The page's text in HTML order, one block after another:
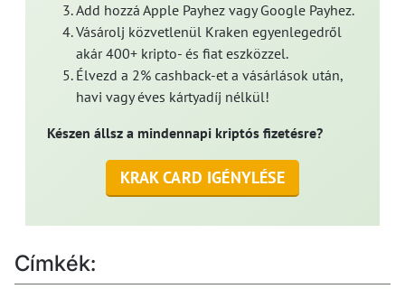
Add hozzá Apple Payhez vagy Google Payhez.
Vásárolj közvetlenül Kraken egyenlegedről
akár 400+ kripto- és fiat eszközzel.
Élvezd a 2% cashback-et a vásárlások után,
havi vagy éves kártyadíj nélkül!
Készen állsz a mindennapi kriptós fizetésre?
KRAK CARD IGÉNYLÉSE
Címkék: